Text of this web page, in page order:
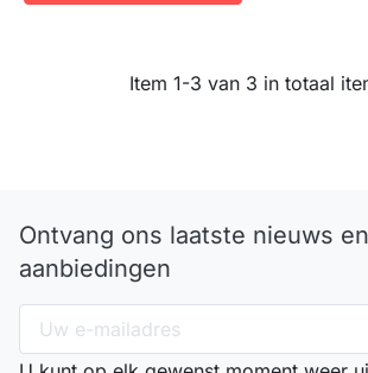
Item 1-3 van 3 in totaal
Ontvang ons laatste nieuws en
aanbiedingen